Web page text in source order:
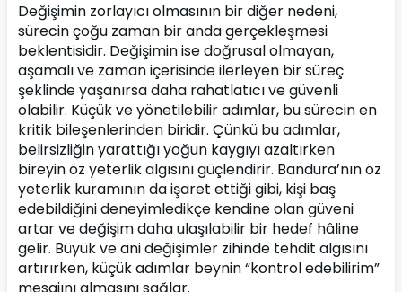
Değişimin zorlayıcı olmasının bir diğer nedeni,
sürecin çoğu zaman bir anda gerçekleşmesi
beklentisidir. Değişimin ise doğrusal olmayan,
aşamalı ve zaman içerisinde ilerleyen bir süreç
şeklinde yaşanırsa daha rahatlatıcı ve güvenli
olabilir. Küçük ve yönetilebilir adımlar, bu sürecin en
kritik bileşenlerinden biridir. Çünkü bu adımlar,
belirsizliğin yarattığı yoğun kaygıyı azaltırken
bireyin öz yeterlik algısını güçlendirir. Bandura’nın öz
yeterlik kuramının da işaret ettiği gibi, kişi baş
edebildiğini deneyimledikçe kendine olan güveni
artar ve değişim daha ulaşılabilir bir hedef hâline
gelir. Büyük ve ani değişimler zihinde tehdit algısını
artırırken, küçük adımlar beynin “kontrol edebilirim”